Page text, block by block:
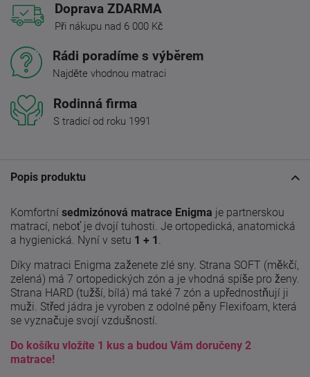
Doprava ZDARMA
Při nákupu nad 6 000 Kč
Rádi poradíme s výběrem
Najděte vhodnou matraci
Rodinná firma
S tradicí od roku 1991
Popis produktu
Komfortní sedmizónová matrace Enigma je partnerskou
matrací, neboť je dvojí tuhosti. Je ortopedická, anatomická
a hygienická. Nyní v setu 1 + 1 .
Díky matraci Enigma zaženete zlé sny. Strana SOFT (měkčí,
zelená) má 7 ortopedických zón a je vhodná spíše pro ženy.
Strana HARD (tužší, bílá) má také 7 zón a upřednostňují ji
muži. Střed jádra je vyroben z odolné pěny Flexifoam, která
se vyznačuje svojí vzdušností.
Do košíku vložíte 1 kus a budou Vám doručeny 2
matrace!